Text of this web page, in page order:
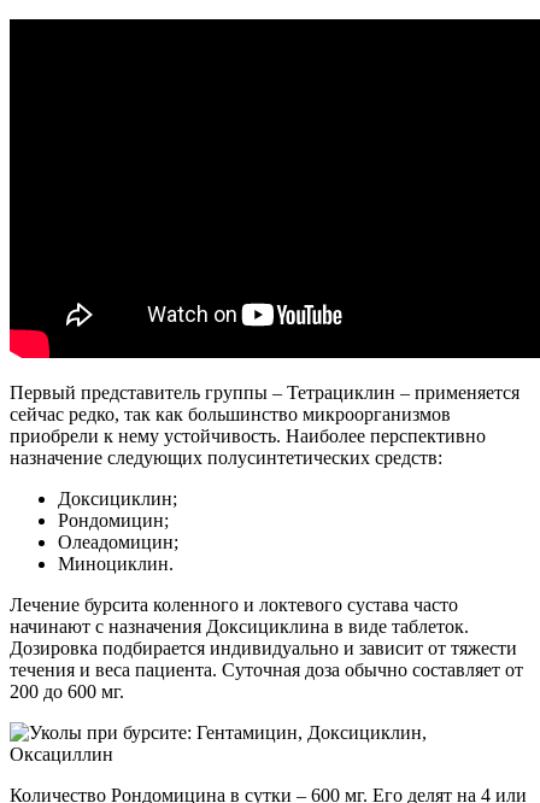
Первый представитель группы – Тетрациклин – применяется
сейчас редко, так как большинство микроорганизмов
приобрели к нему устойчивость. Наиболее перспективно
назначение следующих полусинтетических средств:
Доксициклин;
Рондомицин;
Олеадомицин;
Миноциклин.
Лечение бурсита коленного и локтевого сустава часто
начинают с назначения Доксициклина в виде таблеток.
Дозировка подбирается индивидуально и зависит от тяжести
течения и веса пациента. Суточная доза обычно составляет от
200 до 600 мг.
Количество Рондомицина в сутки – 600 мг. Его делят на 4 или